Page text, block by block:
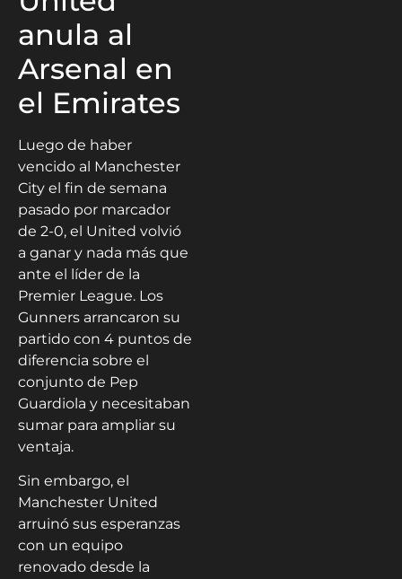
anula al
Arsenal en
el Emirates
Luego de haber
vencido al Manchester
City el fin de semana
pasado por marcador
de 2-0, el United volvió
a ganar y nada más que
ante el líder de la
Premier League. Los
Gunners arrancaron su
partido con 4 puntos de
diferencia sobre el
conjunto de Pep
Guardiola y necesitaban
sumar para ampliar su
ventaja.
Sin embargo, el
Manchester United
arruinó sus esperanzas
con un equipo
renovado desde la